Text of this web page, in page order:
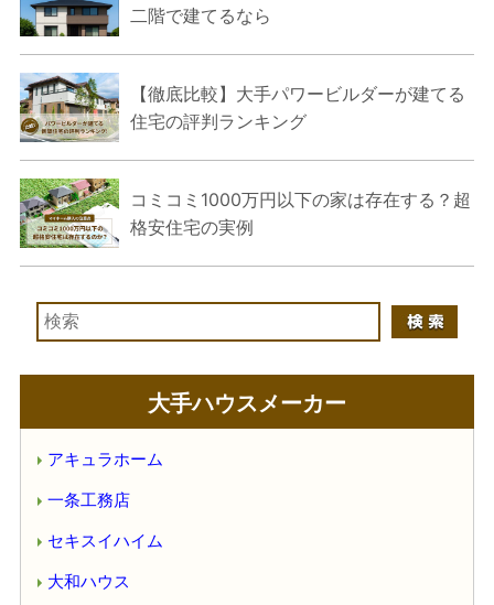
二階で建てるなら
【徹底比較】大手パワービルダーが建てる
住宅の評判ランキング
コミコミ1000万円以下の家は存在する？超
格安住宅の実例
大手ハウスメーカー
アキュラホーム
一条工務店
セキスイハイム
大和ハウス